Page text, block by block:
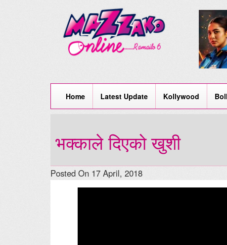
Home Latest Update Kollywood
भक्काले दिएको खुशी
Posted On 17 April, 2018